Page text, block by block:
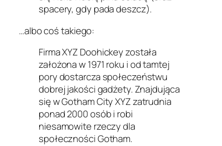
spacery, gdy pada deszcz).
…albo coś takiego:
Firma XYZ Doohickey została
założona w 1971 roku i od tamtej
pory dostarcza społeczeństwu
dobrej jakości gadżety. Znajdująca
się w Gotham City XYZ zatrudnia
ponad 2000 osób i robi
niesamowite rzeczy dla
społeczności Gotham.